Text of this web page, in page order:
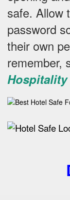
safe. Allow
password
their own
remember,
Hospitality